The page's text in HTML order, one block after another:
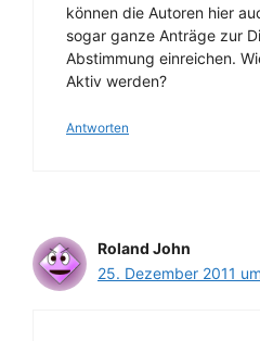
können die Autoren hier
sogar ganze Anträge zur
Abstimmung einreichen.
Aktiv werden?
Antworten
Roland John
25. Dezember 2011